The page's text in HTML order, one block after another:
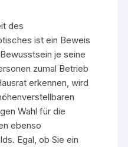
des
ist ein Beweis
je seine
zumal Betrieb
erkennen, wird
Wahl für die
ebenso
Egal, ob Sie ein